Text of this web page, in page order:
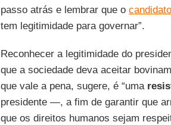
passo atrás e lembrar que o
tem legitimidade para governar”.
Reconhecer a legitimidade do
que a sociedade deva aceitar
que vale a pena, sugere, é “uma
presidente —, a fim de garantir que
que os direitos humanos sejam